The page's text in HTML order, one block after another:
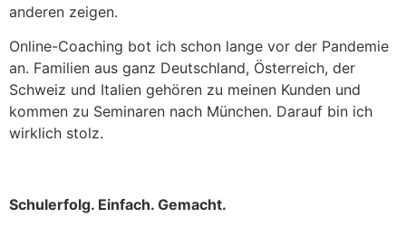
anderen zeigen.
Online-Coaching bot ich schon lange vor der Pandemie
an. Familien aus ganz Deutschland, Österreich, der
Schweiz und Italien gehören zu meinen Kunden und
kommen zu Seminaren nach München. Darauf bin ich
wirklich stolz.
Schulerfolg. Einfach. Gemacht.